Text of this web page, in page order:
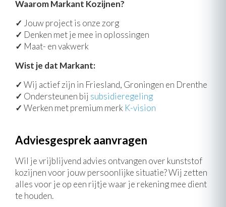
Waarom Markant Kozijnen?
✓ Jouw project is onze zorg
✓ Denken met je mee in oplossingen
✓ Maat- en vakwerk
Wist je dat Markant:
✓ Wij actief zijn in Friesland, Groningen en Drenthe
✓ Ondersteunen bij subsidieregeling
✓ Werken met premium merk K-vision
Adviesgesprek aanvragen
Wil je vrijblijvend advies ontvangen over kunststof
kozijnen voor jouw persoonlijke situatie? Wij zetten
alles voor je op een rijtje waar je rekening mee dient
te houden.